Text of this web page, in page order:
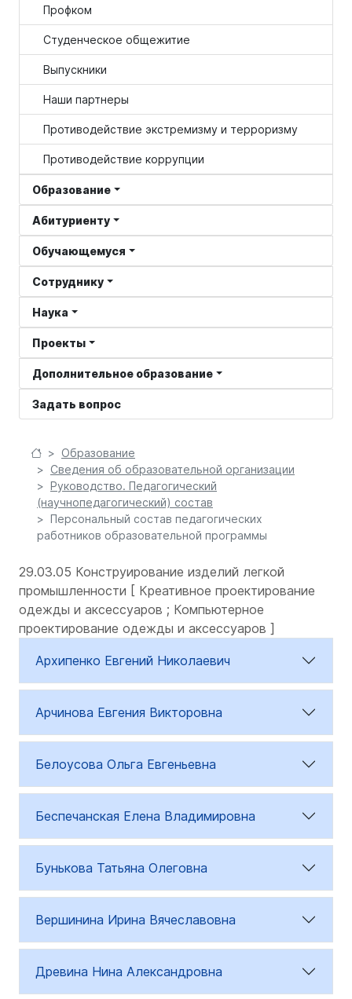
Профком
Студенческое общежитие
Выпускники
Наши партнеры
Противодействие экстремизму и терроризму
Противодействие коррупции
Образование
Абитуриенту
Обучающемуся
Сотруднику
Наука
Проекты
Дополнительное образование
Задать вопрос
Образование
Сведения об образовательной организации
Руководство. Педагогический
(научнопедагогический) состав
Персональный состав педагогических
работников образовательной программы
29.03.05 Конструирование изделий легкой
промышленности [ Креативное проектирование
одежды и аксессуаров ; Компьютерное
проектирование одежды и аксессуаров ]
Архипенко Евгений Николаевич
Арчинова Евгения Викторовна
Белоусова Ольга Евгеньевна
Беспечанская Елена Владимировна
Бунькова Татьяна Олеговна
Вершинина Ирина Вячеславовна
Древина Нина Александровна